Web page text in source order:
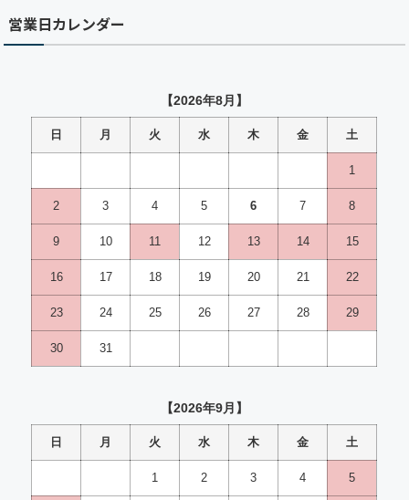
営業日カレンダー